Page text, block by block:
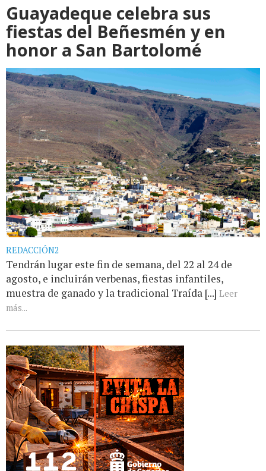
Guayadeque celebra sus
fiestas del Beñesmén y en
honor a San Bartolomé
REDACCIÓN2
Tendrán lugar este fin de semana, del 22 al 24 de
agosto, e incluirán verbenas, fiestas infantiles,
muestra de ganado y la tradicional Traída [...] Leer
más...